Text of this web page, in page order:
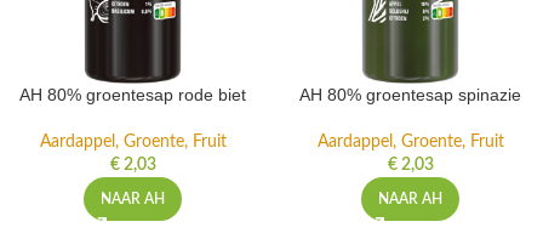
AH 80% groentesap rode biet
Aardappel, Groente, Fruit
€2,03
NAAR AH
AH 80% groentesap spinazie
Aardappel, Groente, Fruit
€2,03
NAAR AH